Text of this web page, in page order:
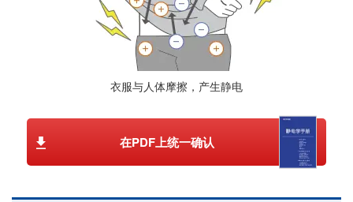
衣服与人体摩擦，产生静电
在PDF上统一确认